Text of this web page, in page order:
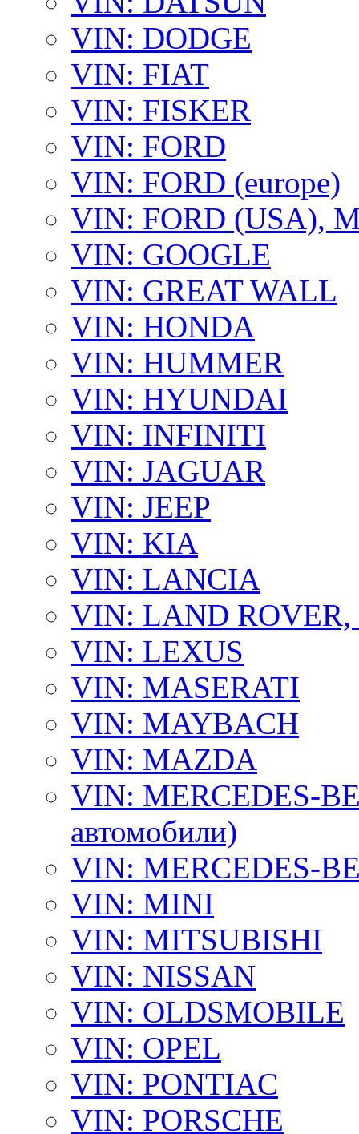
VIN: DODGE
VIN: FIAT
VIN: FISKER
VIN: FORD
VIN: FORD (europe)
VIN: FORD (USA),
VIN: GOOGLE
VIN: GREAT WALL
VIN: HONDA
VIN: HUMMER
VIN: HYUNDAI
VIN: INFINITI
VIN: JAGUAR
VIN: JEEP
VIN: KIA
VIN: LANCIA
VIN: LAND ROVER,
VIN: LEXUS
VIN: MASERATI
VIN: MAYBACH
VIN: MAZDA
VIN: MERCEDES-
автомобили)
VIN: MERCEDES-
VIN: MINI
VIN: MITSUBISHI
VIN: NISSAN
VIN: OLDSMOBILE
VIN: OPEL
VIN: PONTIAC
VIN: PORSCHE